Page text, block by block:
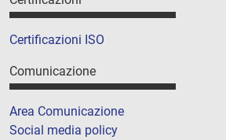
Certificazioni ISO
Comunicazione
Area Comunicazione
Social media policy